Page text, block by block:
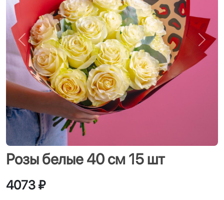
Назад
Розы белые 40 см 15 шт
4073 ₽